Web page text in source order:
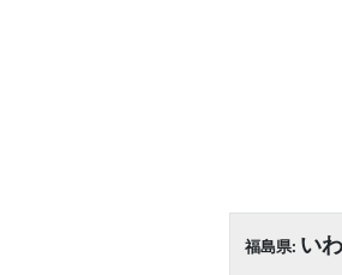
福島県: い